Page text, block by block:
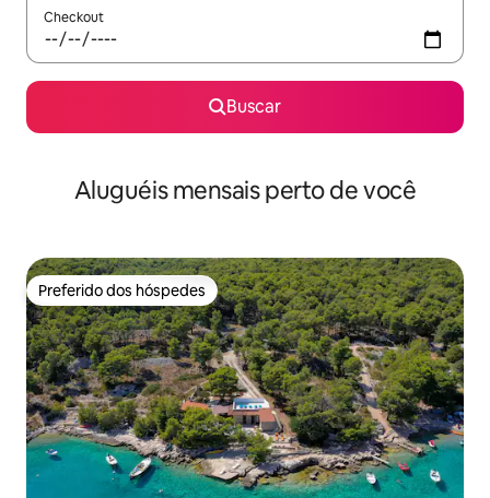
Checkout
Buscar
Aluguéis mensais perto de você
Preferido dos hóspedes
Preferido dos hóspedes